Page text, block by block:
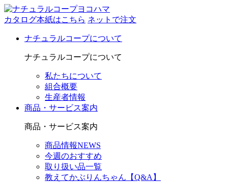
カタログ本紙はこちら ネットで注文
ナチュラルコープについて
ナチュラルコープについて
私たちについて
組合概要
生産者情報
商品・サービス案内
商品・サービス案内
商品情報NEWS
今週のおすすめ
取り扱い品一覧
教えてかぶりんちゃん【Q&A】